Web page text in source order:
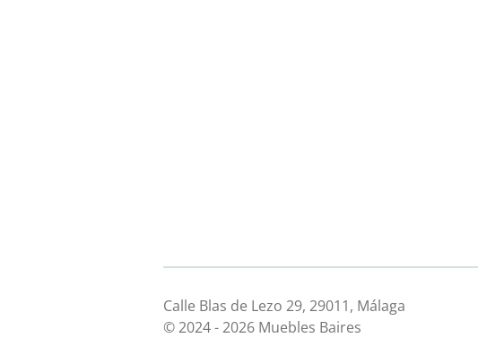
Calle Blas de Lezo 29, 29011, Málaga
© 2024 - 2026 Muebles Baires